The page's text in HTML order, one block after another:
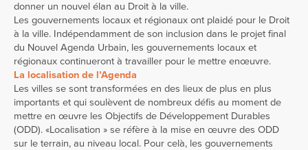
donner un nouvel élan au Droit à la ville.
Les gouvernements locaux et régionaux ont plaidé pour le Droit
à la ville. Indépendamment de son inclusion dans le projet final
du Nouvel Agenda Urbain, les gouvernements locaux et
régionaux continueront à travailler pour le mettre enœuvre.
La localisation de l’Agenda
Les villes se sont transformées en des lieux de plus en plus
importants et qui soulèvent de nombreux défis au moment de
mettre en œuvre les Objectifs de Développement Durables
(ODD). «Localisation » se réfère à la mise en œuvre des ODD
sur le terrain, au niveau local. Pour celà, les gouvernements